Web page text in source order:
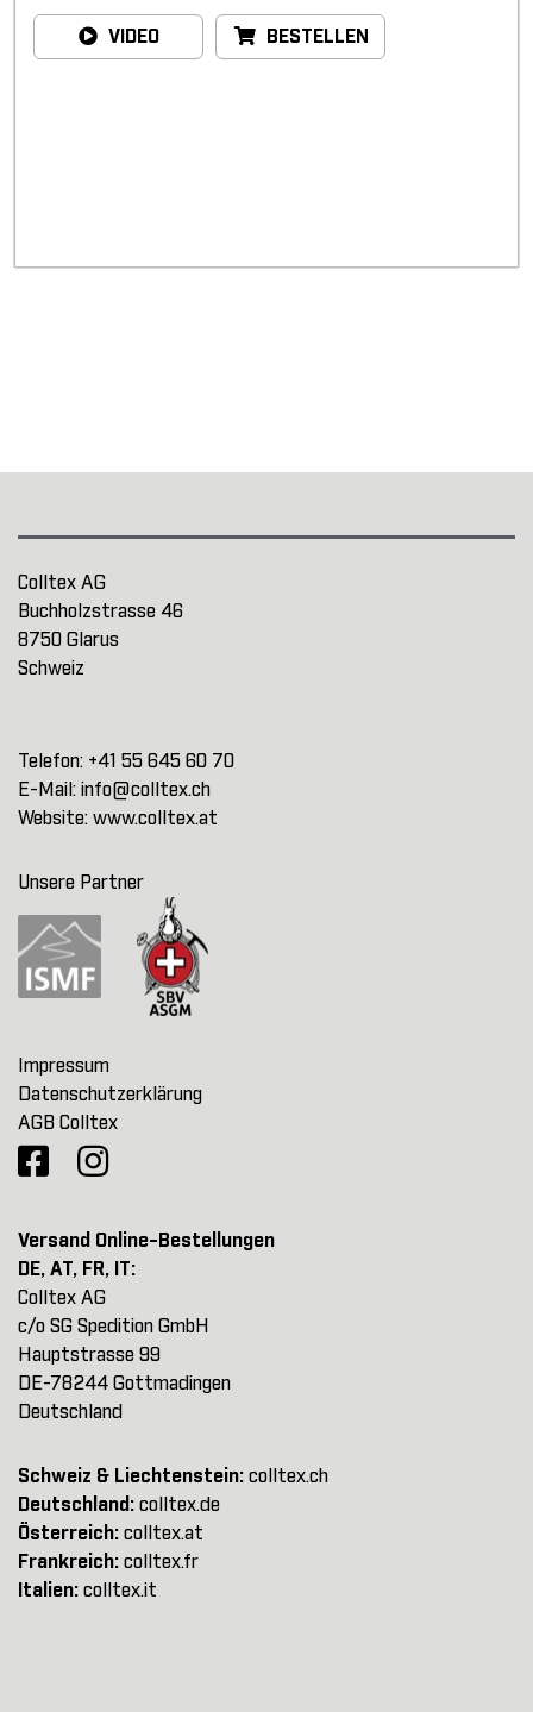
VIDEO BESTELLEN
Colltex AG
Buchholzstrasse 46
8750 Glarus
Schweiz
Telefon: +41 55 645 60 70
E-Mail: info@colltex.ch
Website: www.colltex.at
Unsere Partner
Impressum
Datenschutzerklärung
AGB Colltex
Versand Online-Bestellungen
DE, AT, FR, IT:
Colltex AG
c/o SG Spedition GmbH
Hauptstrasse 99
DE-78244 Gottmadingen
Deutschland
Schweiz & Liechtenstein: colltex.ch
Deutschland: colltex.de
Österreich: colltex.at
Frankreich: colltex.fr
Italien: colltex.it